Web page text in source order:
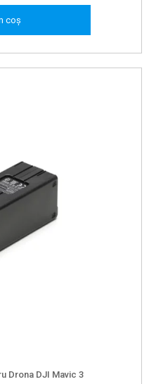
coș
Drona DJI Mavic 3